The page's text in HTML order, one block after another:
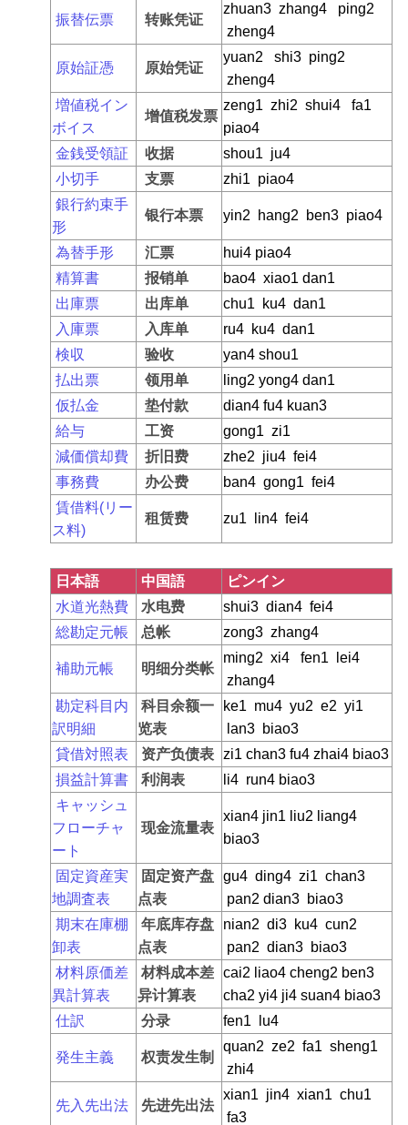
振替伝票 转账凭证
zhuan3 zhang4 ping2
zheng4
原始証憑 原始凭证
yuan2 shi3 ping2
zheng4
増値税イン
ボイス
增值税发票
zeng1 zhi2 shui4 fa1
piao4
金銭受領証
收据
shou1 ju4
小切手
支票
zhi1 piao4
銀行約束手
形
银行本票 yin2 hang2 ben3 piao4
為替手形 汇票
hui4 piao4
精算書
报销单
bao4 xiao1 dan1
出庫票
出库单
chu1 ku4 dan1
入庫票
入库单
ru4 ku4 dan1
検収
验收
yan4 shou1
払出票
领用单
ling2 yong4 dan1
仮払金
垫付款
dian4 fu4 kuan3
給与
工资
gong1 zi1
減価償却費
折旧费
zhe2 jiu4 fei4
事務費
办公费
ban4 gong1 fei4
賃借料(リー
ス料)
租赁费 zu1 lin4 fei4
日本語 中国語
ピンイン
水道光熱費
水电费
shui3 dian4 fei4
総勘定元帳
总帐 zong3 zhang4
補助元帳 明细分类帐
ming2 xi4 fen1 lei4
zhang4
勘定科目内
訳明細
科目余额一
览表
ke1 mu4 yu2 e2 yi1
lan3 biao3
貸借対照表
资产负债表 zi1 chan3 fu4 zhai4 biao3
損益計算書
利润表
li4 run4 biao3
キャッシュ
フローチャ
ート
现金流量表
xian4 jin1 liu2 liang4
biao3
固定資産実
地調査表
固定资产盘
点表
gu4 ding4 zi1 chan3
pan2 dian3 biao3
期末在庫棚
卸表
年底库存盘
点表
nian2 di3 ku4 cun2
pan2 dian3 biao3
材料原価差
異計算表
材料成本差
异计算表
cai2 liao4 cheng2 ben3
cha2 yi4 ji4 suan4 biao3
仕訳
分录 fen1 lu4
発生主義 权责发生制
quan2 ze2 fa1 sheng1
zhi4
先入先出法 先进先出法
xian1 jin4 xian1 chu1
fa3